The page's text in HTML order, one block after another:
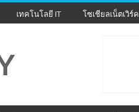
เทคโนโลยี IT โซเชียลเน็ตเวิร์ค